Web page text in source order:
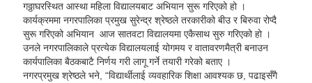
गठ्ठाघरस्थित आस्था महिला विद्यालयबाट अभियान सुरू गरिएको हो ।
कार्यक्रममा नगरपालिका प्रमुख सुरेन्द्र श्रेष्ठले तरकारीको बीउ र बिरुवा रोप्दै
सुरू गरिएको अभियान आज सातवटा विद्यालयमा एकैसाथ सुरु गरिएको हो ।
उनले नगरपालिकाले प्रत्येक विद्यालयलाई योगमय र वातावरणमैत्री बनाउन
कार्यपालिका बैठकबाटै निर्णय गरी लागू गर्ने तयारी गरेको बताए ।
नगरप्रमुख श्रेष्ठले भने, “विद्यार्थीलाई व्यवहारिक शिक्षा आवश्यक छ, पढाइसँगै